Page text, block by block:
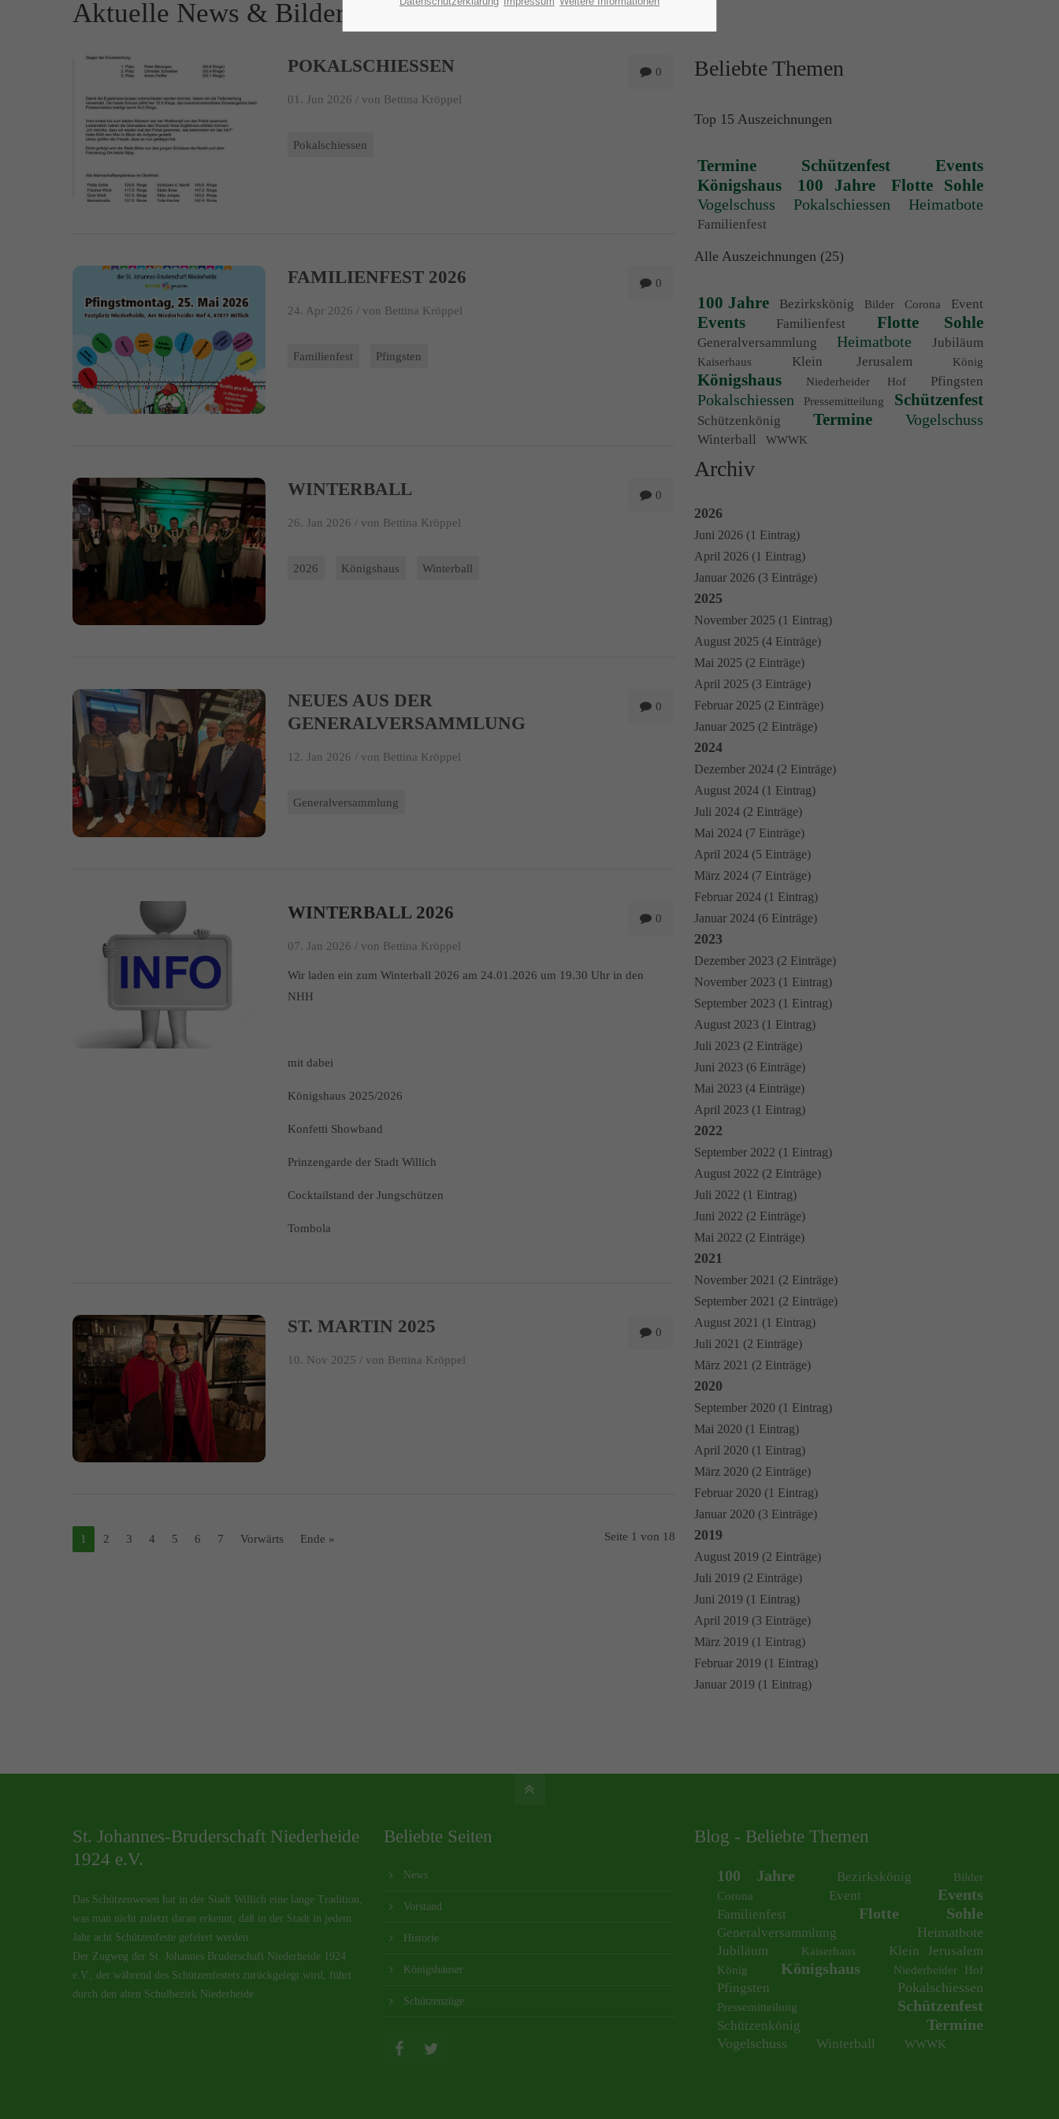
Aktuelle News & Bilder
0
POKALSCHIESSEN
01. Jun 2026 / von Bettina Kröppel
Pokalschiessen
0
FAMILIENFEST 2026
24. Apr 2026 / von Bettina Kröppel
Familienfest Pfingsten
0
WINTERBALL
26. Jan 2026 / von Bettina Kröppel
2026 Königshaus Winterball
0
NEUES AUS DER
GENERALVERSAMMLUNG
12. Jan 2026 / von Bettina Kröppel
Generalversammlung
0
WINTERBALL 2026
07. Jan 2026 / von Bettina Kröppel
Wir laden ein zum Winterball 2026 am 24.01.2026 um 19.30 Uhr in den
NHH
mit dabei
Königshaus 2025/2026
Konfetti Showband
Prinzengarde der Stadt Willich
Cocktailstand der Jungschützen
Tombola
0
ST. MARTIN 2025
10. Nov 2025 / von Bettina Kröppel
Seite 1 von 18
1 2 3 4 5 6 7 Vorwärts Ende »
Beliebte Themen
Top 15 Auszeichnungen
Termine Schützenfest
Events
Königshaus
100 Jahre Flotte Sohle
Vogelschuss Pokalschiessen Heimatbote
Familienfest
Alle Auszeichnungen (25)
100 Jahre Bezirkskönig Bilder Corona Event
Events Familienfest Flotte Sohle
Generalversammlung Heimatbote Jubiläum
Kaiserhaus Klein Jerusalem König
Königshaus Niederheider Hof Pfingsten
Pokalschiessen Pressemitteilung Schützenfest
Schützenkönig Termine Vogelschuss
Winterball WWWK
Archiv
2026
Juni 2026 (1 Eintrag)
April 2026 (1 Eintrag)
Januar 2026 (3 Einträge)
2025
November 2025 (1 Eintrag)
August 2025 (4 Einträge)
Mai 2025 (2 Einträge)
April 2025 (3 Einträge)
Februar 2025 (2 Einträge)
Januar 2025 (2 Einträge)
2024
Dezember 2024 (2 Einträge)
August 2024 (1 Eintrag)
Juli 2024 (2 Einträge)
Mai 2024 (7 Einträge)
April 2024 (5 Einträge)
März 2024 (7 Einträge)
Februar 2024 (1 Eintrag)
Januar 2024 (6 Einträge)
2023
Dezember 2023 (2 Einträge)
November 2023 (1 Eintrag)
September 2023 (1 Eintrag)
August 2023 (1 Eintrag)
Juli 2023 (2 Einträge)
Juni 2023 (6 Einträge)
Mai 2023 (4 Einträge)
April 2023 (1 Eintrag)
2022
September 2022 (1 Eintrag)
August 2022 (2 Einträge)
Juli 2022 (1 Eintrag)
Juni 2022 (2 Einträge)
Mai 2022 (2 Einträge)
2021
November 2021 (2 Einträge)
September 2021 (2 Einträge)
August 2021 (1 Eintrag)
Juli 2021 (2 Einträge)
März 2021 (2 Einträge)
2020
September 2020 (1 Eintrag)
Mai 2020 (1 Eintrag)
April 2020 (1 Eintrag)
März 2020 (2 Einträge)
Februar 2020 (1 Eintrag)
Januar 2020 (3 Einträge)
2019
August 2019 (2 Einträge)
Juli 2019 (2 Einträge)
Juni 2019 (1 Eintrag)
April 2019 (3 Einträge)
März 2019 (1 Eintrag)
Februar 2019 (1 Eintrag)
Januar 2019 (1 Eintrag)
St. Johannes-Bruderschaft Niederheide
1924 e.V.
Das Schützenwesen hat in der Stadt Willich eine lange Tradition,
was man nicht zuletzt daran erkennt, daß in der Stadt in jedem
Jahr acht Schützenfeste gefeiert werden.
Der Zugweg der St. Johannes Bruderschaft Niederheide 1924
e.V., der während des Schützenfestets zurückgelegt wird, führt
durch den alten Schulbezirk Niederheide.
Beliebte Seiten
News
Vorstand
Historie
Königshäuser
Schützenzüge
Blog - Beliebte Themen
100 Jahre Bezirkskönig
Bilder
Corona
Event Events
Familienfest Flotte Sohle
Generalversammlung Heimatbote
Jubiläum Kaiserhaus Klein Jerusalem
König Königshaus Niederheider Hof
Pfingsten Pokalschiessen
Pressemitteilung Schützenfest
Schützenkönig Termine
Vogelschuss Winterball WWWK